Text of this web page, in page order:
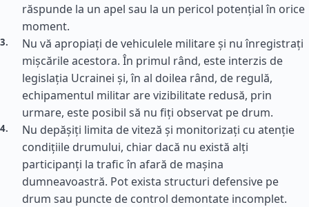
răspunde la un apel sau la un pericol potențial în orice
moment.
Nu vă apropiați de vehiculele militare și nu înregistrați
mișcările acestora. În primul rând, este interzis de
legislația Ucrainei și, în al doilea rând, de regulă,
echipamentul militar are vizibilitate redusă, prin
urmare, este posibil să nu fiți observat pe drum.
Nu depășiți limita de viteză și monitorizați cu atenție
condițiile drumului, chiar dacă nu există alți
participanți la trafic în afară de mașina
dumneavoastră. Pot exista structuri defensive pe
drum sau puncte de control demontate incomplet.